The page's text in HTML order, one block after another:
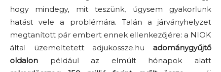
hogy mindegy, mit teszünk, úgysem gyakorlunk
hatást vele a problémára. Talán a járványhelyzet
megtanított pár embert ennek ellenkezőjére: a NIOK
által üzemeltetett adjukossze.hu adománygyűjtő
oldalon például az elmúlt hónapok alatt